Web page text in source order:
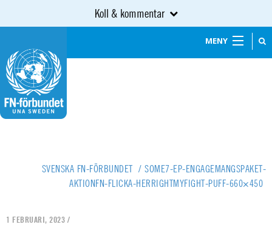
Koll & kommentar
MENY
SVENSKA FN-FÖRBUNDET / SOME7-EP-ENGAGEMANGSPAKET-
AKTIONFN-FLICKA-HERRIGHTMYFIGHT-PUFF-660×450
1 FEBRUARI, 2023 /